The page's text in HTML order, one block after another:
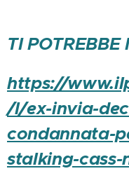
TI POTREBBE
https://
/l/ex-invia-
condannata-
stalking-